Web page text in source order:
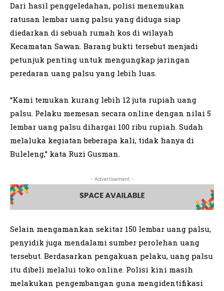
Dari hasil penggeledahan, polisi menemukan
ratusan lembar uang palsu yang diduga siap
diedarkan di sebuah rumah kos di wilayah
Kecamatan Sawan. Barang bukti tersebut menjadi
petunjuk penting untuk mengungkap jaringan
peredaran uang palsu yang lebih luas.
“Kami temukan kurang lebih 12 juta rupiah uang
palsu. Pelaku memesan secara online dengan nilai 5
lembar uang palsu dihargai 100 ribu rupiah. Sudah
melaluka kegiatan beberapa kali, tidak hanya di
Buleleng,” kata Ruzi Gusman.
- Advertisement -
Selain mengamankan sekitar 150 lembar uang palsu,
penyidik juga mendalami sumber perolehan uang
tersebut. Berdasarkan pengakuan pelaku, uang palsu
itu dibeli melalui toko online. Polisi kini masih
melakukan pengembangan guna mengidentifikasi